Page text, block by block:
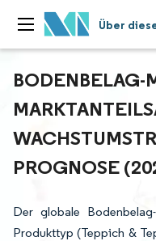
Über
BODENBELAG-
ROGNOSE
Der globale
Produkttyp (Teppich &